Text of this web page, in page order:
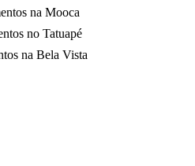
na Mooca
no Tatuapé
na Bela Vista